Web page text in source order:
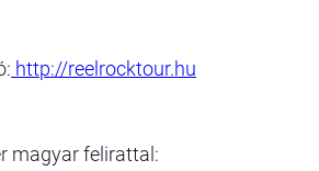
http://reelrocktour.hu
magyar felirattal: